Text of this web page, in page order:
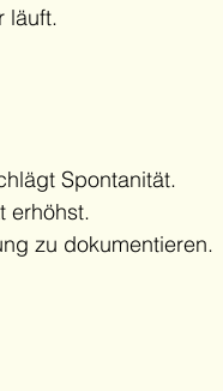
läuft.
Spontanität.
erhöhst.
zu dokumentieren.